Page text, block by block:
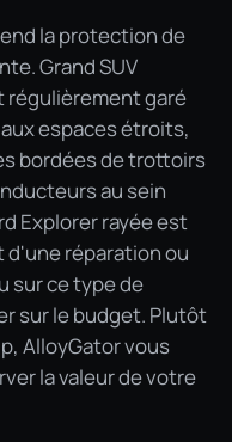
la protection de
Grand SUV
régulièrement garé
espaces étroits,
bordées de trottoirs
au sein
Explorer rayée est
réparation ou
sur ce type de
sur le budget. Plutôt
AlloyGator vous
la valeur de votre